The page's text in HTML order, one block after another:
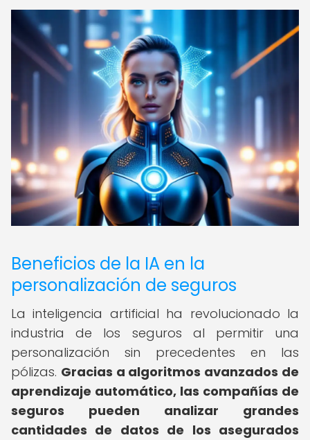
Beneficios de la IA en la
personalización de seguros
La inteligencia artificial ha revolucionado la
industria de los seguros al permitir una
personalización sin precedentes en las
pólizas. Gracias a algoritmos avanzados de
aprendizaje automático, las compañías de
seguros pueden analizar grandes
cantidades de datos de los asegurados